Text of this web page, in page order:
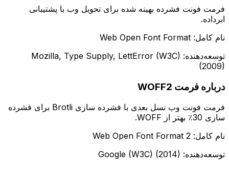
فرمت فونت فشرده بهینه شده برای تحویل وب با پشتیبانی
ابرداده.
نام کامل: Web Open Font Format
توسعه‌دهنده: Mozilla, Type Supply, LettError (W3C)
(2009)
درباره فرمت WOFF2
فرمت فونت وب نسل بعدی با فشرده سازی Brotli برای فشرده
سازی 30٪ بهتر از WOFF.
نام کامل: Web Open Font Format 2
توسعه‌دهنده: Google (W3C) (2014)